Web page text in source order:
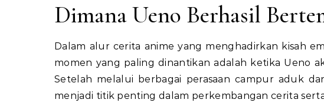
Dimana Ueno Berhasil
Dalam alur cerita anime yang menghadirkan kisah
momen yang paling dinantikan adalah ketika Ueno
Setelah melalui berbagai perasaan campur aduk
menjadi titik penting dalam perkembangan cerita